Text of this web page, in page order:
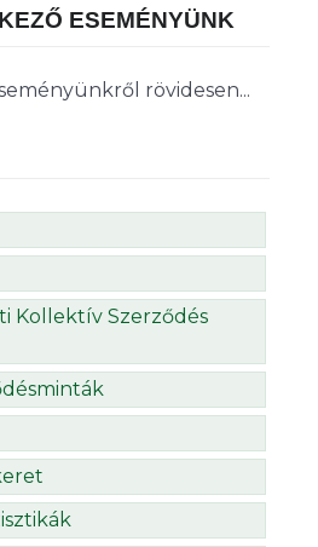
ESEMÉNYÜNK
rövidesen...
Kollektív Szerződés